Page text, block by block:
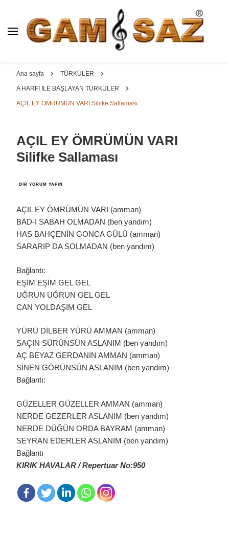
BAĞLAMA İMALAT / SATIŞ
YAPRAK || ELEKTRO ||
ÖZEL BAĞLAMA İMALAT /
SATIŞ
Padok, Kompozit, Mat, Divan, Çöğür, Cura, Solak, Dede,
Oyma ve yaprak sazlar, özel imalat bağlamalar
Ana sayfa TÜRKÜLER
A HARFİ İLE BAŞLAYAN TÜRKÜLER
AÇIL EY ÖMRÜMÜN VARI Silifke Sallaması
AÇIL EY ÖMRÜMÜN VARI
Silifke Sallaması
AÇIL
VARI
SILIFKE
SALLAMASI
BIR YORUM YAPIN
AÇIL EY ÖMRÜMÜN VARI (amman)
BAD-I SABAH OLMADAN (ben yandım)
HAS BAHÇENİN GONCA GÜLÜ (amman)
SARARIP DA SOLMADAN (ben yandım)
Bağlantı:
EŞİM EŞİM GEL GEL
UĞRUN UĞRUN GEL GEL
CAN YOLDAŞIM GEL
YÜRÜ DİLBER YÜRÜ AMMAN (amman)
SAÇIN SÜRÜNSÜN ASLANIM (ben yandım)
AÇ BEYAZ GERDANIN AMMAN (amman)
SİNEN GÖRÜNSÜN ASLANIM (ben yandım)
Bağlantı:
GÜZELLER GÜZELLER AMMAN (amman)
NERDE GEZERLER ASLANIM (ben yandım)
NERDE DÜĞÜN ORDA BAYRAM (amman)
SEYRAN EDERLER ASLANIM (ben yandım)
Bağlantı
KIRIK HAVALAR / Repertuar No:950